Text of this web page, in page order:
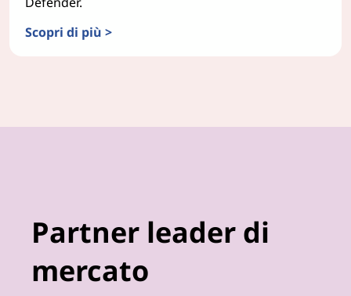
Scopri di più >
Partner leader di
mercato